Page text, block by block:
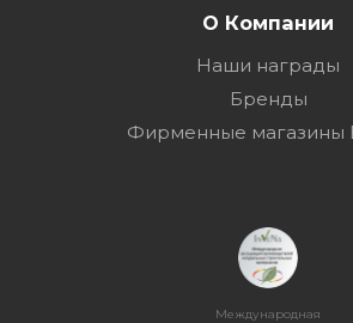
О Компании
Наши награды
Бренды
Фирменные магазины
Международная